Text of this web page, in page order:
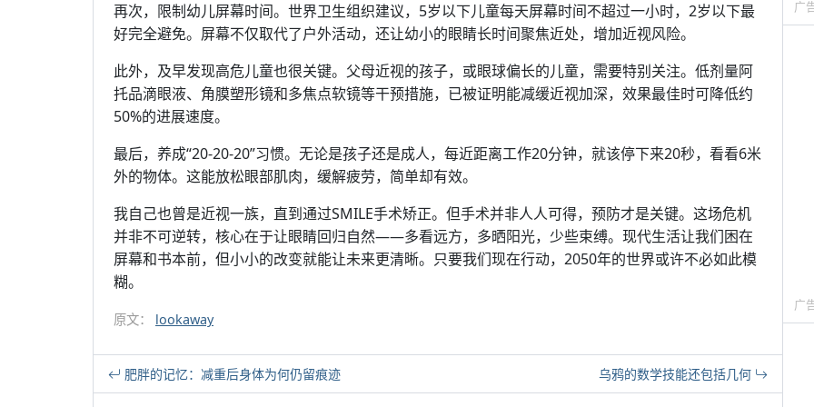
再次，限制幼儿屏幕时间。世界卫生组织建议，5岁以下儿童每天屏幕时间不超过一小时，2岁以下最
好完全避免。屏幕不仅取代了户外活动，还让幼小的眼睛长时间聚焦近处，增加近视风险。
此外，及早发现高危儿童也很关键。父母近视的孩子，或眼球偏长的儿童，需要特别关注。低剂量阿
托品滴眼液、角膜塑形镜和多焦点软镜等干预措施，已被证明能减缓近视加深，效果最佳时可降低约
50%的进展速度。
最后，养成“20-20-20”习惯。无论是孩子还是成人，每近距离工作20分钟，就该停下来20秒，看看6米
外的物体。这能放松眼部肌肉，缓解疲劳，简单却有效。
我自己也曾是近视一族，直到通过SMILE手术矫正。但手术并非人人可得，预防才是关键。这场危机
并非不可逆转，核心在于让眼睛回归自然——多看远方，多晒阳光，少些束缚。现代生活让我们困在
屏幕和书本前，但小小的改变就能让未来更清晰。只要我们现在行动，2050年的世界或许不必如此模
糊。
原文： lookaway
肥胖的记忆：减重后身体为何仍留痕迹 乌鸦的数学技能还包括几何
广
广